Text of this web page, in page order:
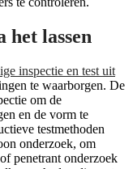
het lassen
inspectie en test uit
te waarborgen. De
om de
en de vorm te
testmethoden
onderzoek, om
penetrant onderzoek